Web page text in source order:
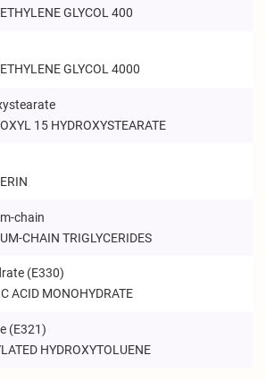
GLYCOL 400
GLYCOL 4000
15 HYDROXYSTEARATE
chain
CHAIN TRIGLYCERIDES
(E330)
ACID MONOHYDRATE
(E321)
HYDROXYTOLUENE